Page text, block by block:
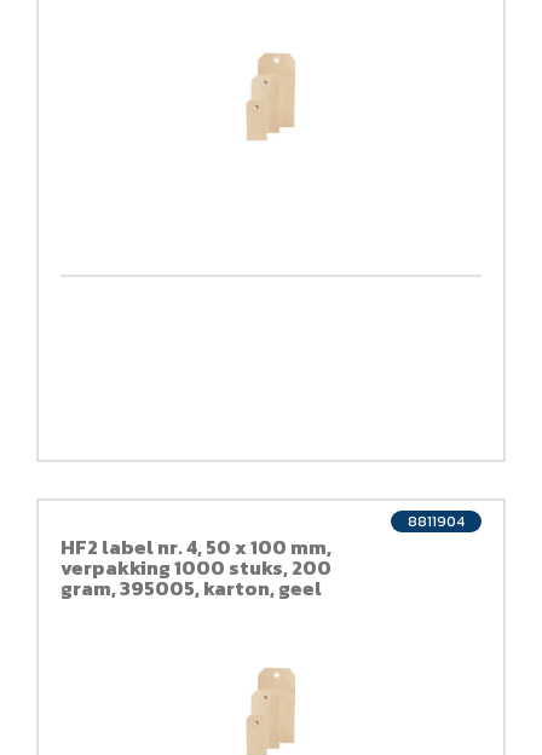
HF2 label nr. 4, 50 x 100 mm,
verpakking 1000 stuks, 200
gram, 395005, karton, geel
8811904